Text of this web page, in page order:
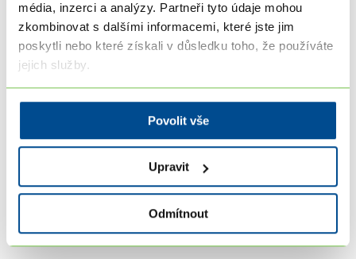
média, inzerci a analýzy. Partneři tyto údaje mohou
zkombinovat s dalšími informacemi, které jste jim
poskytli nebo které získali v důsledku toho, že používáte
jejich služby.
Povolit vše
Upravit
Odmítnout
3 pasti osobního rozvoje: Proč další kniha
Čtete knihy o osobním rozvoji, ale v realitě se
neposouváte? Odhalte 3 skryté pasti osobního